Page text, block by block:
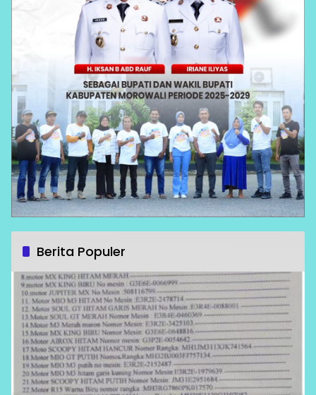
Berita Populer